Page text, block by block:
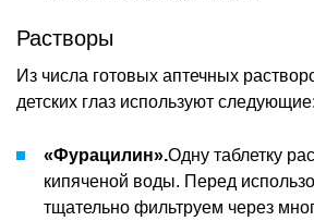
Растворы
Из числа готовых аптечных
детских глаз используют следующие:
«Фурацилин».Одну таблетку
кипяченой воды. Перед
тщательно фильтруем через